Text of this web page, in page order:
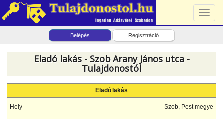
Belépés Regisztráció
Eladó lakás - Szob Arany János utca -
Tulajdonostól
Eladó lakás
Hely Szob, Pest megye